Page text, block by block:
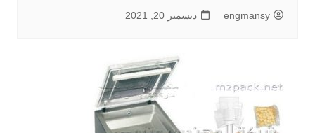
engmansy ديسمبر 20, 2021